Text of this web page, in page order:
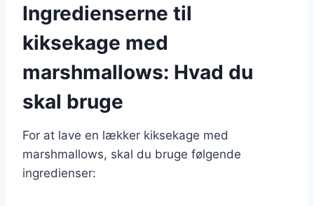
Ingredienserne til
kiksekage med
marshmallows: Hvad du
skal bruge
For at lave en lækker kiksekage med
marshmallows, skal du bruge følgende
ingredienser: